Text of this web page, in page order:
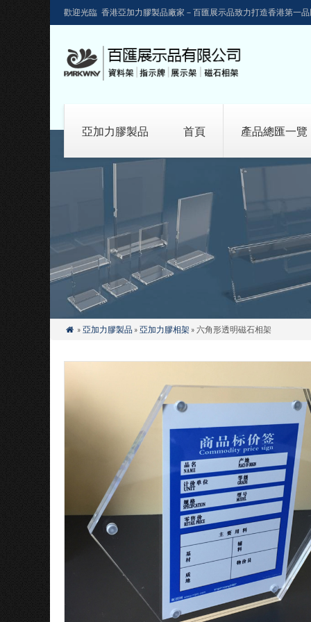
歡迎光臨 香港亞加力膠製品廠家－百匯展示品致力打造香港第一
亞加力膠製品 首頁 產品總匯一覽
 » 亞加力膠製品» 亞加力膠相架» 六角形透明磁石相架